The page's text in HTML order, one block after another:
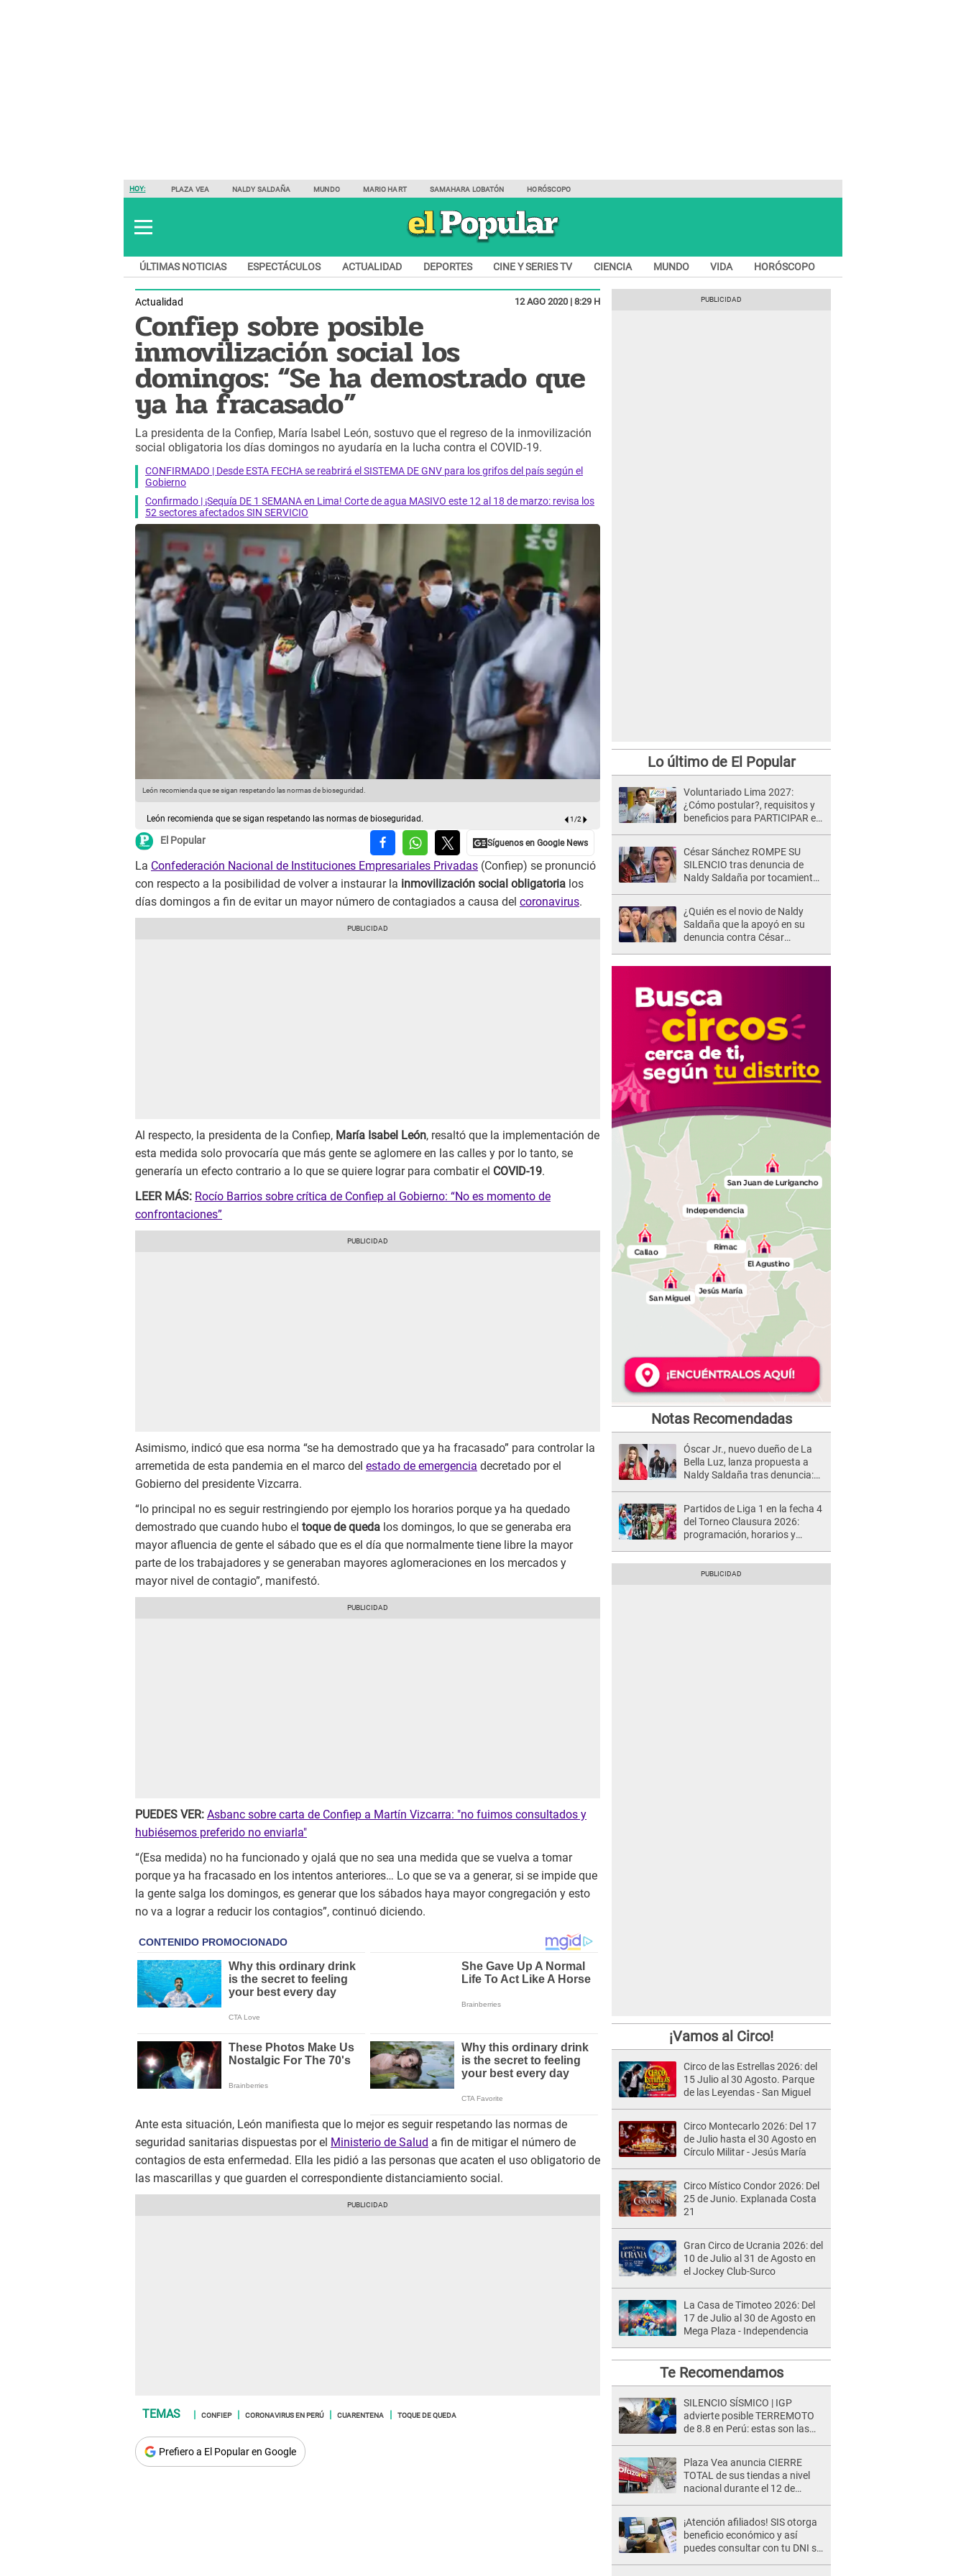
HOY: PLAZA VEA NALDY SALDAÑA MUNDO MARIO HART SAMAHARA LOBATÓN HORÓSCOPO
ÚLTIMAS NOTICIAS ESPECTÁCULOS ACTUALIDAD DEPORTES CINE Y SERIES TV CIENCIA MUNDO VIDA HORÓSCOPO
Actualidad 12 AGO 2020 | 8:29 H
Confiep sobre posible
inmovilización social los
domingos: “Se ha demostrado que
ya ha fracasado”
La presidenta de la Confiep, María Isabel León, sostuvo que el regreso de la inmovilización
social obligatoria los días domingos no ayudaría en la lucha contra el COVID-19.
CONFIRMADO | Desde ESTA FECHA se reabrirá el SISTEMA DE GNV para los grifos del país según el
Gobierno
Confirmado | ¡Sequía DE 1 SEMANA en Lima! Corte de agua MASIVO este 12 al 18 de marzo: revisa los
52 sectores afectados SIN SERVICIO
León recomienda que se sigan respetando las normas de bioseguridad. León recomienda que se sigan respetando las normas de bioseguridad.
León recomienda que se sigan respetando las normas de bioseguridad. 1 /2
El Popular
La Confederación Nacional de Instituciones Empresariales Privadas (Confiep) se pronunció
con respecto a la posibilidad de volver a instaurar la inmovilización social obligatoria los
días domingos a fin de evitar un mayor número de contagiados a causa del coronavirus.
Al respecto, la presidenta de la Confiep, María Isabel León, resaltó que la implementación de
esta medida solo provocaría que más gente se aglomere en las calles y por lo tanto, se
generaría un efecto contrario a lo que se quiere lograr para combatir el COVID-19.
LEER MÁS: Rocío Barrios sobre crítica de Confiep al Gobierno: “No es momento de
confrontaciones”
Asimismo, indicó que esa norma “se ha demostrado que ya ha fracasado” para controlar la
arremetida de esta pandemia en el marco del estado de emergencia decretado por el
Gobierno del presidente Vizcarra.
“lo principal no es seguir restringiendo por ejemplo los horarios porque ya ha quedado
demostrado que cuando hubo el toque de queda los domingos, lo que se generaba era
mayor afluencia de gente el sábado que es el día que normalmente tiene libre la mayor
parte de los trabajadores y se generaban mayores aglomeraciones en los mercados y
mayor nivel de contagio”, manifestó.
PUEDES VER: Asbanc sobre carta de Confiep a Martín Vizcarra: "no fuimos consultados y
hubiésemos preferido no enviarla"
“(Esa medida) no ha funcionado y ojalá que no sea una medida que se vuelva a tomar
porque ya ha fracasado en los intentos anteriores… Lo que se va a generar, si se impide que
la gente salga los domingos, es generar que los sábados haya mayor congregación y esto
no va a lograr a reducir los contagios”, continuó diciendo.
Ante esta situación, León manifiesta que lo mejor es seguir respetando las normas de
seguridad sanitarias dispuestas por el Ministerio de Salud a fin de mitigar el número de
contagios de esta enfermedad. Ella les pidió a las personas que acaten el uso obligatorio de
las mascarillas y que guarden el correspondiente distanciamiento social.
CONFIEP CORONAVIRUS EN PERÚ CUARENTENA TOQUE DE QUEDA
Prefiero a El Popular en Google
Lo último de El Popular
Voluntariado Lima 2027:
¿Cómo postular?, requisitos y
beneficios para PARTICIPAR en
César Sánchez ROMPE SU
SILENCIO tras denuncia de
Naldy Saldaña por tocamientos
¿Quién es el novio de Naldy
Saldaña que la apoyó en su
denuncia contra César
Notas Recomendadas
Óscar Jr., nuevo dueño de La
Bella Luz, lanza propuesta a
Naldy Saldaña tras denuncia:
Partidos de Liga 1 en la fecha 4
del Torneo Clausura 2026:
programación, horarios y
¡Vamos al Circo!
Circo de las Estrellas 2026: del
15 Julio al 30 Agosto. Parque
de las Leyendas - San Miguel
Circo Montecarlo 2026: Del 17
de Julio hasta el 30 Agosto en
Círculo Militar - Jesús María
Circo Místico Condor 2026: Del
25 de Junio. Explanada Costa
21
Gran Circo de Ucrania 2026: del
10 de Julio al 31 de Agosto en
el Jockey Club-Surco
La Casa de Timoteo 2026: Del
17 de Julio al 30 de Agosto en
Mega Plaza - Independencia
Te Recomendamos
SILENCIO SÍSMICO | IGP
advierte posible TERREMOTO
de 8.8 en Perú: estas son las
Plaza Vea anuncia CIERRE
TOTAL de sus tiendas a nivel
nacional durante el 12 de
¡Atención afiliados! SIS otorga
beneficio económico y así
puedes consultar con tu DNI si